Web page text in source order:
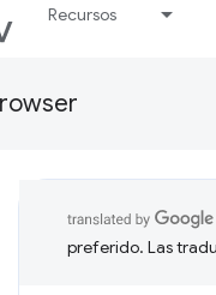
Recursos
preferido. Las